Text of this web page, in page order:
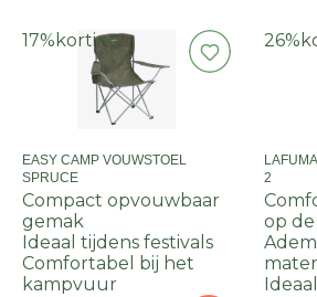
17% korting
EASY CAMP VOUWSTOEL
SPRUCE
Compact opvouwbaar
gemak
Ideaal tijdens festivals
Comfortabel bij het
kampvuur
26%
2
op